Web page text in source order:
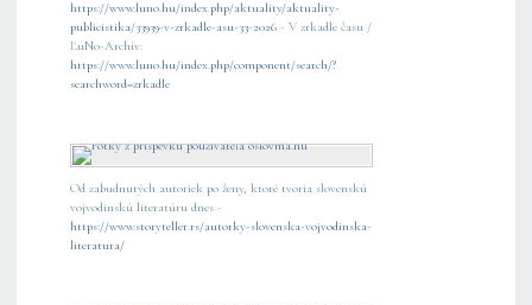
https://www.luno.hu/index.php/aktuality/aktuality-
publicistika/33939-v-zrkadle-asu-33-2026 - V zrkadle času /
ĽuNo-Archív:
https://www.luno.hu/index.php/component/search/?
searchword=zrkadle
Od zabudnutých autoriek po ženy, ktoré tvoria slovenskú
vojvodinskú literatúru dnes -
https://www.storyteller.rs/autorky-slovenska-vojvodinska-
literatura/